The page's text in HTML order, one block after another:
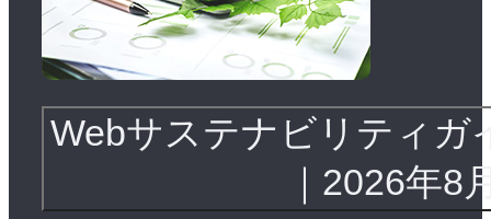
Webサステナビリティガ
｜2026年8